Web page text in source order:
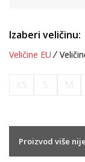
Izaberi veličinu:
Veličine EU
Proizvod više